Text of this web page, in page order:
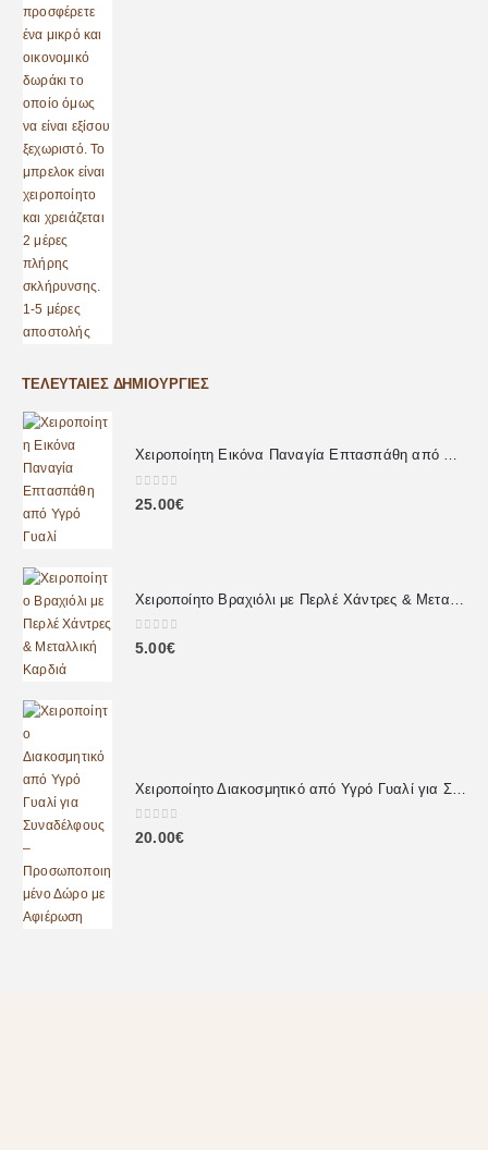
ΤΕΛΕΥΤΑΊΕΣ ΔΗΜΙΟΥΡΓΊΕΣ
Χειροποίητη Εικόνα Παναγία Επτασπάθη από Υγρό Γυαλί
0out of 5
25.00€
0 out of 5
5.00€
0out of 5
20.00€